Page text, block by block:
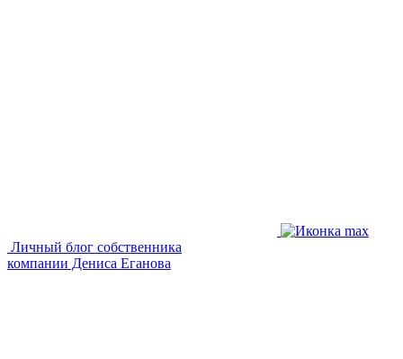
Личный блог собственника
компании Дениса Еганова